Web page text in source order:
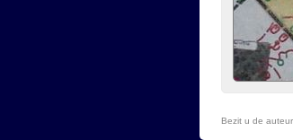
Bezit u de